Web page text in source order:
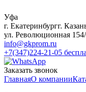
Уфа
г. Екатеринбургг.
ул. Революционная 154/
info@gkprom.ru
+7(347)224-21-05
Заказать звонок
ГлавнаяО компании